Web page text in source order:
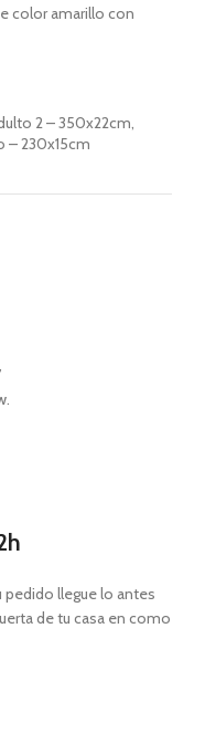
color amarillo con
2 – 350x22cm,
– 230x15cm
llegue lo antes
de tu casa en como